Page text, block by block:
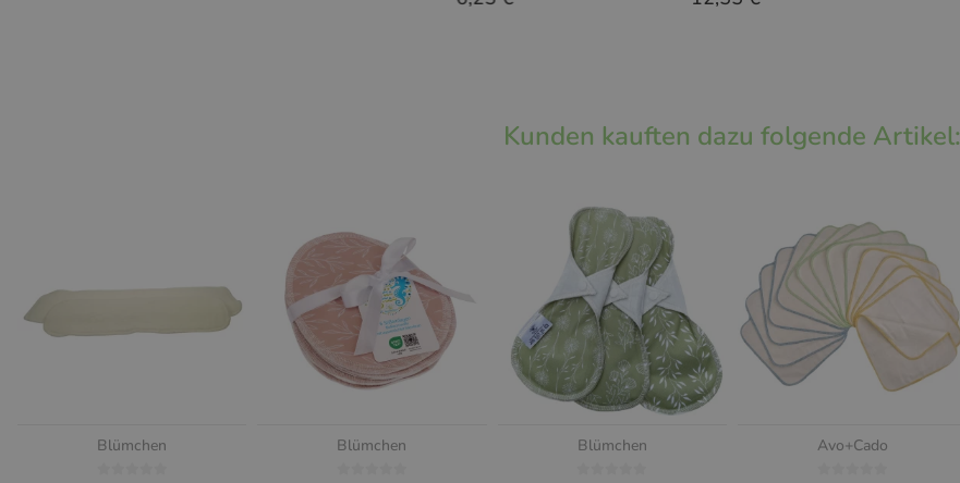
Kunden kauften dazu folgende Artikel:
Blümchen Blümchen Blümchen Avo+Cado